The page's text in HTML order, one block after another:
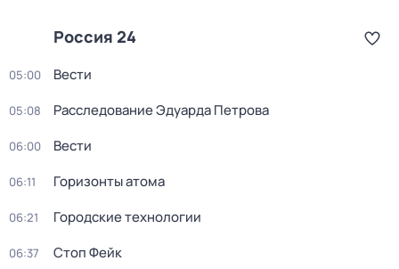
Россия 24
05:00 Вести
05:08 Расследование Эдуарда Петрова
06:00 Вести
06:11 Горизонты атома
06:21 Городские технологии
06:37 Стоп Фейк